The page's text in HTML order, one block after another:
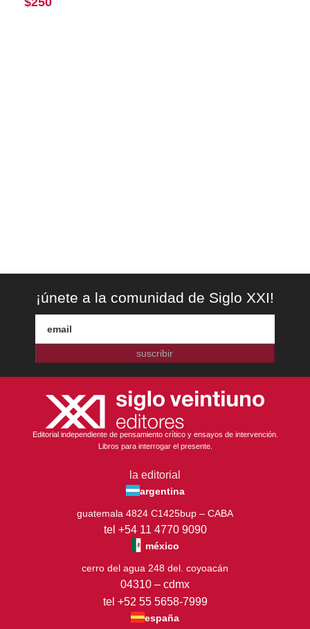
¡únete a la comunidad de Siglo XXI!
suscribir
Editorial independiente de pensamiento crítico y ensayos de intervención.
Libros para interrogar el presente.
la editorial
argentina
guatemala 4824 C1425bup – CABA
tel +54 11 4770 9090
méxico
cerro del agua 248 del. coyoacán
04310 – cdmx
tel +52 55 5658-7999
españa